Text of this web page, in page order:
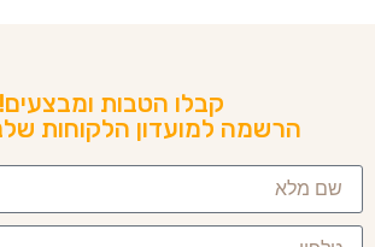
קבלו הטבות ומבצעים!
הרשמה למועדון הלקוחות